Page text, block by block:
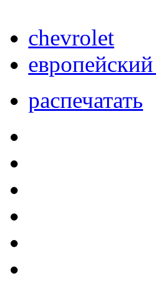
chevrolet
распечатать